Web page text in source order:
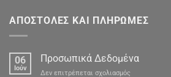
ΑΠΟΣΤΟΛΕΣ ΚΑΙ ΠΛΗΡΩΜΕΣ
06
Ιούν
Προσωπικά Δεδομένα
Δεν επιτρέπεται σχολιασμός